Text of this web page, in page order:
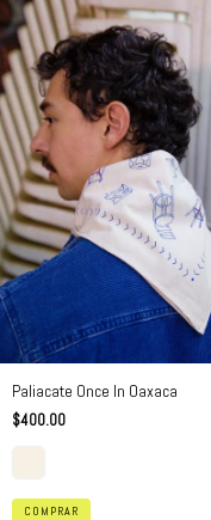
Paliacate Once In Oaxaca
$400.00
COMPRAR